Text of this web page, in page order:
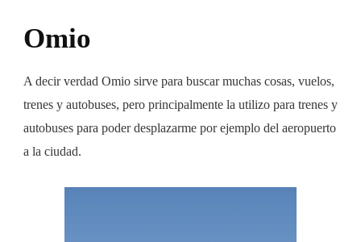
Omio
A decir verdad Omio sirve para buscar muchas cosas, vuelos,
trenes y autobuses, pero principalmente la utilizo para trenes y
autobuses para poder desplazarme por ejemplo del aeropuerto
a la ciudad.